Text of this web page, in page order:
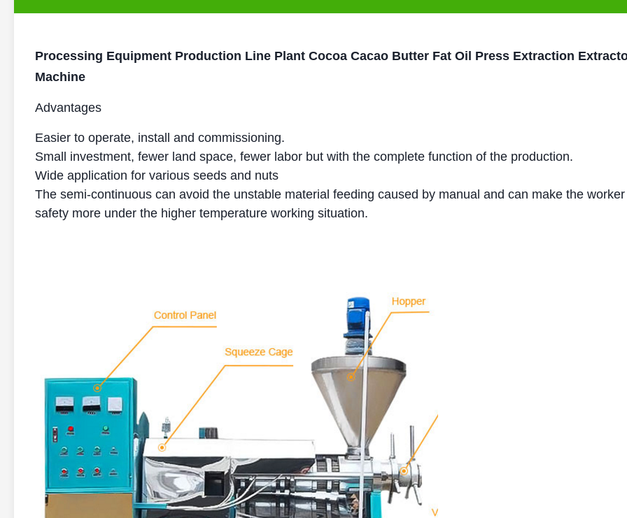
Processing Equipment Production Line Plant Cocoa Cacao Butter Fat Oil Press Extraction
Machine
Advantages
Easier to operate, install and commissioning.
Small investment, fewer land space, fewer labor but with the complete function of the production.
Wide application for various seeds and nuts
The semi-continuous can avoid the unstable material feeding caused by manual and can make the worker
safety more under the higher temperature working situation.